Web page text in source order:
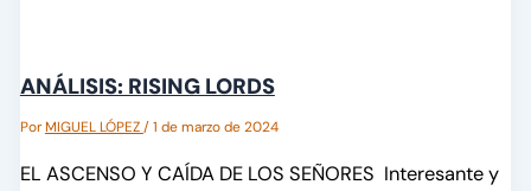
ANÁLISIS: RISING LORDS
PorMIGUEL LÓPEZ/1 de marzo de 2024
EL ASCENSO Y CAÍDA DE LOS SEÑORES Interesante y